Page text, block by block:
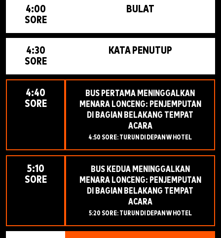
4:00
SORE
BULAT
4:30
SORE
KATA PENUTUP
4:40
SORE
BUS PERTAMA MENINGGALKAN
MENARA LONCENG: PENJEMPUTAN
DI BAGIAN BELAKANG TEMPAT
ACARA
4:50 SORE: TURUN DI DEPAN W HOTEL
5:10
SORE
BUS KEDUA MENINGGALKAN
MENARA LONCENG: PENJEMPUTAN
DI BAGIAN BELAKANG TEMPAT
ACARA
5:20 SORE: TURUN DI DEPAN W HOTEL